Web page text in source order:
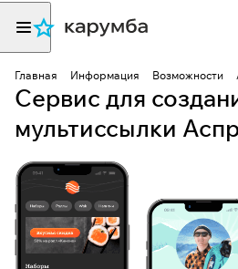
Главная Информация Возможности
Сервис для
мультиссылки